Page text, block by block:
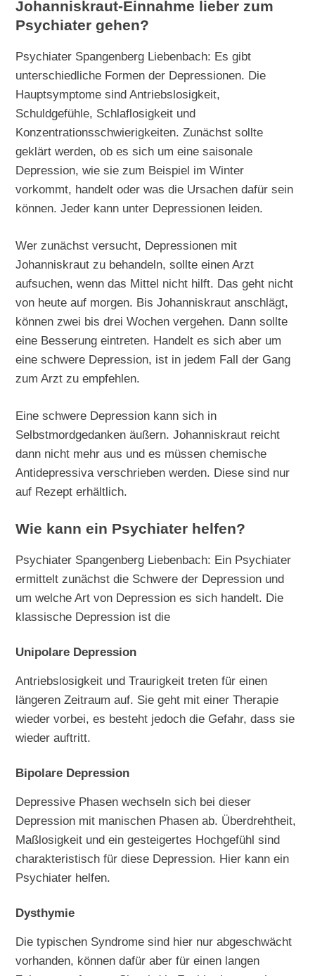
Johanniskraut-Einnahme lieber zum
Psychiater gehen?
Psychiater Spangenberg Liebenbach: Es gibt
unterschiedliche Formen der Depressionen. Die
Hauptsymptome sind Antriebslosigkeit,
Schuldgefühle, Schlaflosigkeit und
Konzentrationsschwierigkeiten. Zunächst sollte
geklärt werden, ob es sich um eine saisonale
Depression, wie sie zum Beispiel im Winter
vorkommt, handelt oder was die Ursachen dafür sein
können. Jeder kann unter Depressionen leiden.
Wer zunächst versucht, Depressionen mit
Johanniskraut zu behandeln, sollte einen Arzt
aufsuchen, wenn das Mittel nicht hilft. Das geht nicht
von heute auf morgen. Bis Johanniskraut anschlägt,
können zwei bis drei Wochen vergehen. Dann sollte
eine Besserung eintreten. Handelt es sich aber um
eine schwere Depression, ist in jedem Fall der Gang
zum Arzt zu empfehlen.
Eine schwere Depression kann sich in
Selbstmordgedanken äußern. Johanniskraut reicht
dann nicht mehr aus und es müssen chemische
Antidepressiva verschrieben werden. Diese sind nur
auf Rezept erhältlich.
Wie kann ein Psychiater helfen?
Psychiater Spangenberg Liebenbach: Ein Psychiater
ermittelt zunächst die Schwere der Depression und
um welche Art von Depression es sich handelt. Die
klassische Depression ist die
Unipolare Depression
Antriebslosigkeit und Traurigkeit treten für einen
längeren Zeitraum auf. Sie geht mit einer Therapie
wieder vorbei, es besteht jedoch die Gefahr, dass sie
wieder auftritt.
Bipolare Depression
Depressive Phasen wechseln sich bei dieser
Depression mit manischen Phasen ab. Überdrehtheit,
Maßlosigkeit und ein gesteigertes Hochgefühl sind
charakteristisch für diese Depression. Hier kann ein
Psychiater helfen.
Dysthymie
Die typischen Syndrome sind hier nur abgeschwächt
vorhanden, können dafür aber für einen langen